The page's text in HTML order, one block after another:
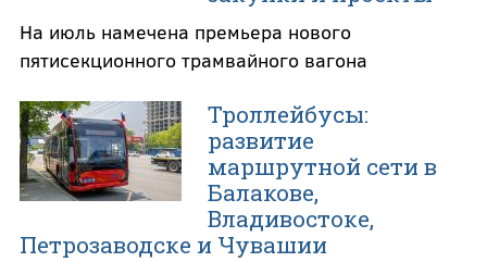
На июль намечена премьера нового
пятисекционного трамвайного вагона
Троллейбусы:
развитие
маршрутной сети в
Балакове,
Владивостоке,
Петрозаводске и Чувашии